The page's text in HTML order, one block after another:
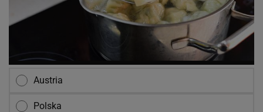
Austria
Polska